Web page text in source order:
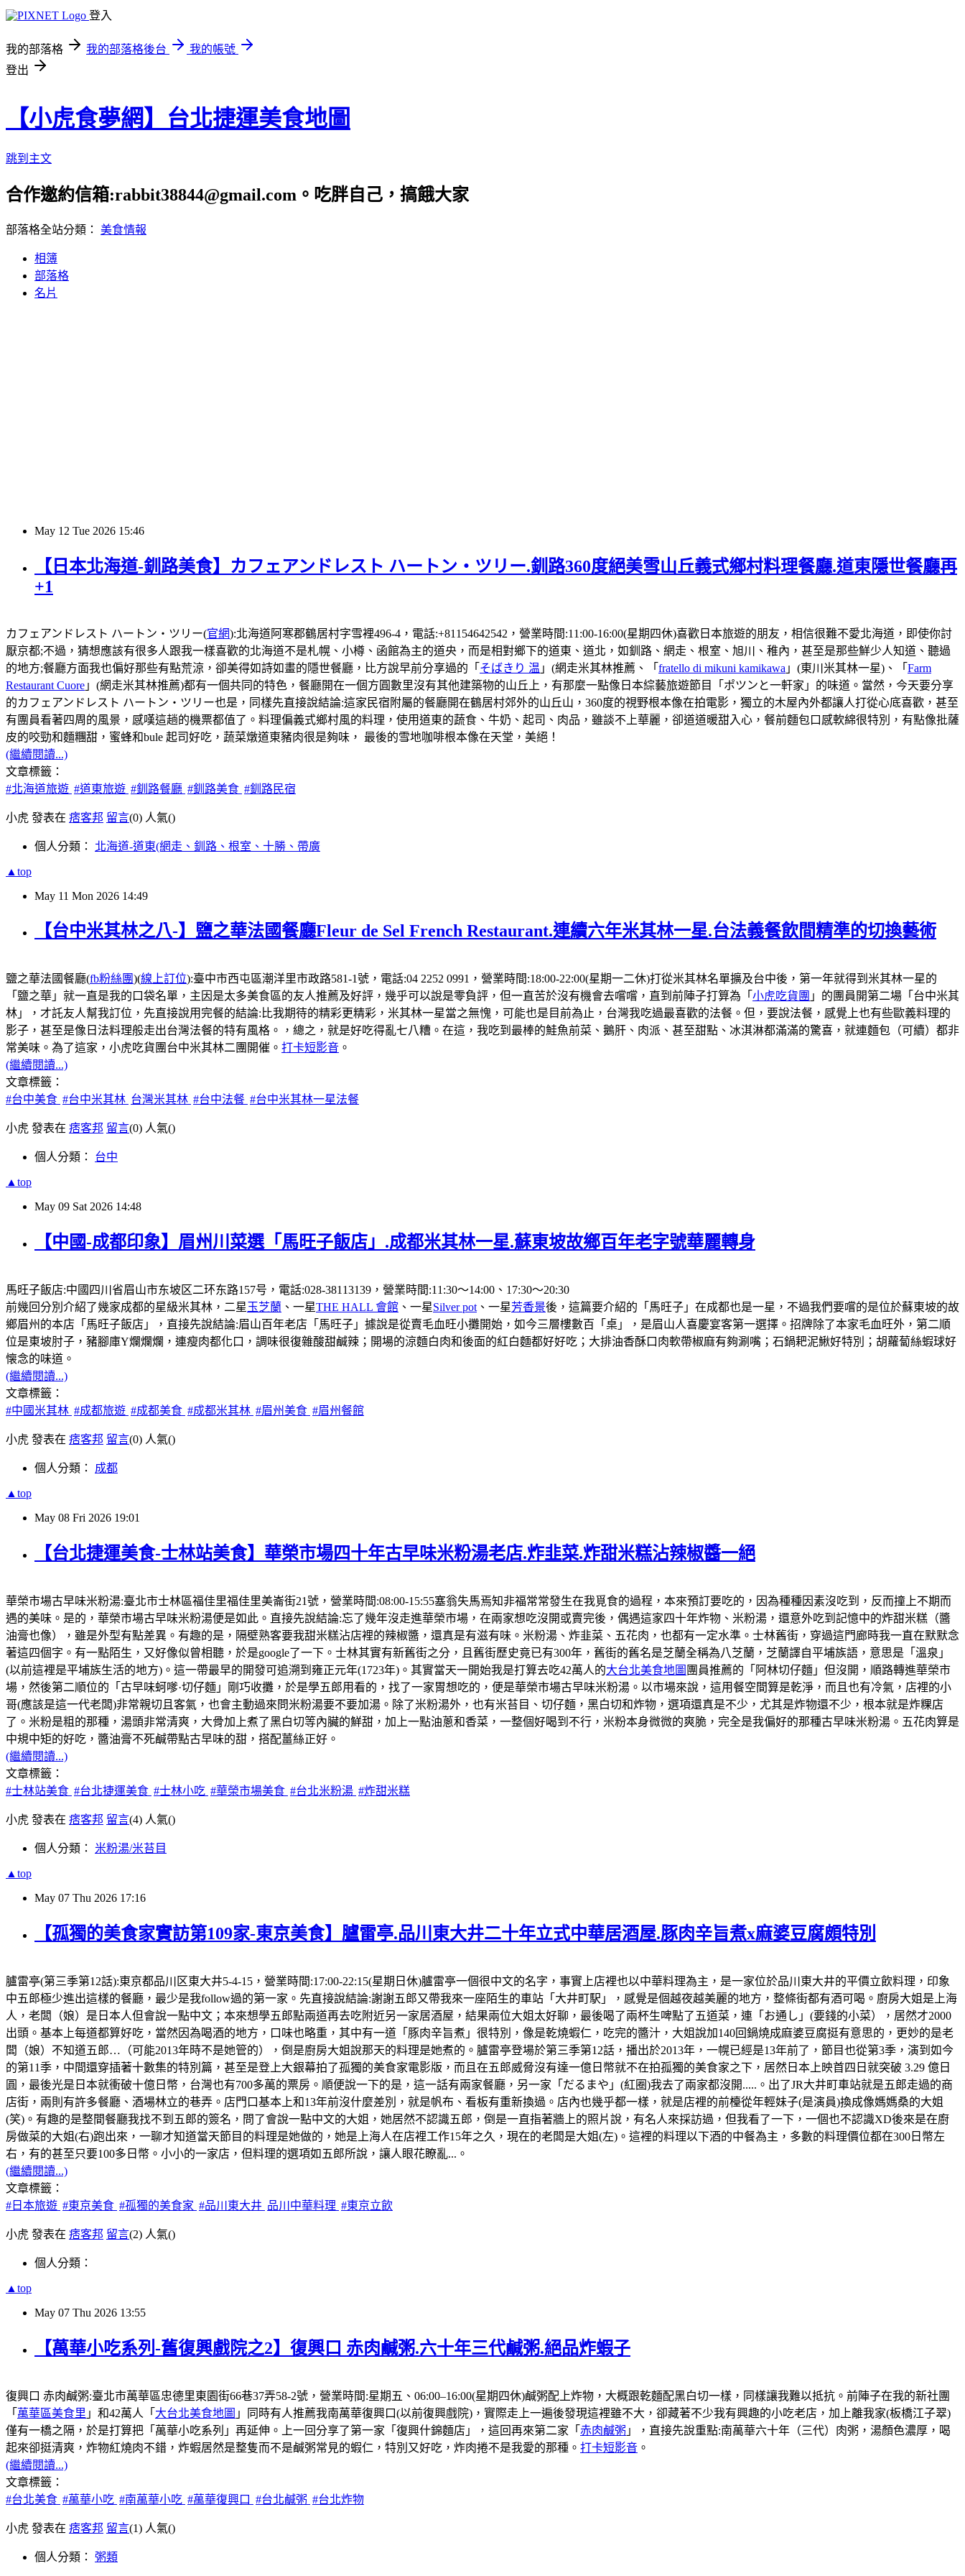
登入
我的部落格 我的部落格後台
我的帳號
登出
【小虎食夢網】台北捷運美食地圖
跳到主文
合作邀約信箱:rabbit38844@gmail.com。吃胖自己，搞餓大家
部落格全站分類： 美食情報
相簿
部落格
名片
May 12 Tue 2026 15:46
【日本北海道-釧路美食】カフェアンドレスト ハートン・ツリー.釧路360度絕美雪山丘義式鄉村料理餐廳.道東隱世餐廳再
+1
カフェアンドレスト ハートン・ツリー(官網):北海道阿寒郡鶴居村字雪裡496-4，電話:+81154642542，營業時間:11:00-16:00(星期四休)喜歡日本旅遊的朋友，相信很難不愛北海道，即使你討
厭京都;不過，猜想應該有很多人跟我一樣喜歡的北海道不是札幌、小樽、函館為主的道央，而是相對鄉下的道東、道北，如釧路、網走、根室、旭川、稚內，甚至是那些鮮少人知道、聽過
的地方;餐廳方面我也偏好那些有點荒涼，卻美得如詩如畫的隱世餐廳，比方說早前分享過的「 そばきり 温 」(網走米其林推薦、「 fratello di mikuni kamikawa 」(東川米其林一星)、「 Farm
Restaurant Cuore 」(網走米其林推薦)都有一個共同的特色，餐廳開在一個方圓數里沒有其他建築物的山丘上，有那麼一點像日本綜藝旅遊節目「ポツンと一軒家」的味道。當然，今天要分享
的カフェアンドレスト ハートン・ツリー也是，同樣先直接說結論:這家民宿附屬的餐廳開在鶴居村郊外的山丘山，360度的視野根本像在拍電影，獨立的木屋內外都讓人打從心底喜歡，甚至
有團員看著四周的風景，感嘆這趟的機票都值了。料理偏義式鄉村風的料理，使用道東的蔬食、牛奶、起司、肉品，雖談不上華麗，卻道道暖甜入心，餐前麵包口感軟綿很特別，有點像批薩
皮的咬勁和麵糰甜，蜜蜂和bule 起司好吃，蔬菜燉道東豬肉很是夠味， 最後的雪地咖啡根本像在天堂，美絕！
(繼續閱讀...)
文章標籤：
#北海道旅遊 #道東旅遊 #釧路餐廳 #釧路美食 #釧路民宿
小虎 發表在 痞客邦 留言(0) 人氣()
個人分類： 北海道-道東(網走、釧路、根室、十勝、帶廣
▲top
May 11 Mon 2026 14:49
【台中米其林之八-】鹽之華法國餐廳Fleur de Sel French Restaurant.連續六年米其林一星.台法義餐飲間精準的切換藝術
鹽之華法國餐廳(fb粉絲團)(線上訂位):臺中市西屯區潮洋里市政路581-1號，電話:04 2252 0991，營業時間:18:00-22:00(星期一二休)打從米其林名單擴及台中後，第一年就得到米其林一星的
「鹽之華」就一直是我的口袋名單，主因是太多美食區的友人推薦及好評，幾乎可以說是零負評，但一直苦於沒有機會去嚐嚐，直到前陣子打算為「 小虎吃貨團 」的團員開第二場「台中米其
林」，才託友人幫我訂位，先直接說用完餐的結論:比我期待的精彩更精彩，米其林一星當之無愧，可能也是目前為止，台灣我吃過最喜歡的法餐。但，要說法餐，感覺上也有些歐義料理的
影子，甚至是像日法料理般走出台灣法餐的特有風格。，總之，就是好吃得亂七八糟。在這，我吃到最棒的鮭魚前菜、鵝肝、肉派、甚至甜點、冰淇淋都滿滿的驚喜，就連麵包（可續）都非
常美味。為了這家，小虎吃貨團台中米其林二團開催。 打卡短影音 。
(繼續閱讀...)
文章標籤：
#台中美食 #台中米其林 台灣米其林 #台中法餐 #台中米其林一星法餐
小虎 發表在 痞客邦 留言(0) 人氣()
個人分類： 台中
▲top
May 09 Sat 2026 14:48
【中國-成都印象】眉州川菜選「馬旺子飯店」.成都米其林一星.蘇東坡故鄉百年老字號華麗轉身
馬旺子飯店:中國四川省眉山市东坡区二环东路157号，電話:028-38113139，營業時間:11:30〜14:00、17:30〜20:30
前幾回分別介紹了幾家成都的星級米其林，二星 玉芝蘭 、一星THE HALL 會館 、一星Silver pot 、一星芳香景後，這篇要介紹的「馬旺子」在成都也是一星，不過我們要嚐的是位於蘇東坡的故
鄉眉州的本店「馬旺子飯店」，直接先說結論:眉山百年老店「馬旺子」據說是從賣毛血旺小攤開始，如今三層樓數百「桌」，是眉山人喜慶宴客第一選擇。招牌除了本家毛血旺外，第二順
位是東坡肘子，豬腳庫Y爛爛爛，連瘦肉都化口，調味很復雜酸甜鹹辣；開場的涼麵白肉和後面的紅白麵都好好吃；大排油香酥口肉軟帶椒麻有夠涮嘴；石鍋耙泥鰍好特別；胡蘿蔔絲蝦球好
懐念的味道。
(繼續閱讀...)
文章標籤：
#中國米其林 #成都旅遊 #成都美食 #成都米其林 #眉州美食 #眉州餐館
小虎 發表在 痞客邦 留言(0) 人氣()
個人分類： 成都
▲top
May 08 Fri 2026 19:01
【台北捷運美食-士林站美食】華榮市場四十年古早味米粉湯老店.炸韭菜.炸甜米糕沾辣椒醬一絕
華榮市場古早味米粉湯:臺北市士林區福佳里福佳里美崙街21號，營業時間:08:00-15:55塞翁失馬焉知非福常常發生在我覓食的過程，本來預訂要吃的，因為種種因素沒吃到，反而撞上不期而
遇的美味。是的，華榮市場古早味米粉湯便是如此。直接先說結論:忘了幾年沒走進華榮市場，在兩家想吃沒開或賣完後，偶遇這家四十年炸物、米粉湯，還意外吃到記憶中的炸甜米糕（醬
油膏也像），雖是外型有點差異。有趣的是，隔壁熟客要我甜米糕沾店裡的辣椒醬，還真是有滋有味。米粉湯、炸韭菜、五花肉，也都有一定水準。士林舊街，穿過這門廊時我一直在默默念
著這四個字。有一點陌生，又好像似曾相聽，於是google了一下。士林其實有新舊街之分，且舊街歷史竟已有300年，舊街的舊名是芝蘭全稱為八芝蘭，芝蘭譯自平埔族語，意思是「溫泉」
(以前這裡是平埔族生活的地方)。這一帶最早的開發可追溯到雍正元年(1723年)。其實當天一開始我是打算去吃42萬人的大台北美食地圖 團員推薦的「阿林切仔麵」但沒開，順路轉進華榮市
場，然後第二順位的「古早味蚵嗲·切仔麵」剛巧收攤，於是學五郎用看的，找了一家胃想吃的，便是華榮市場古早味米粉湯。以市場來說，這用餐空間算是乾淨，而且也有冷氣，店裡的小
哥(應該是這一代老闆)非常親切且客氣，也會主動過來問米粉湯要不要加湯。除了米粉湯外，也有米苔目、切仔麵，黑白切和炸物，選項還真是不少，尤其是炸物還不少，根本就是炸粿店
了。米粉是粗的那種，湯頭非常清爽，大骨加上煮了黑白切等內臟的鮮甜，加上一點油蔥和香菜，一整個好喝到不行，米粉本身微微的爽脆，完全是我偏好的那種古早味米粉湯。五花肉算是
中規中矩的好吃，醬油膏不死鹹帶點古早味的甜，搭配薑絲正好。
(繼續閱讀...)
文章標籤：
#士林站美食 #台北捷運美食 #士林小吃 #華榮市場美食 #台北米粉湯 #炸甜米糕
小虎 發表在 痞客邦 留言(4) 人氣()
個人分類： 米粉湯/米苔目
▲top
May 07 Thu 2026 17:16
【孤獨的美食家實訪第109家-東京美食】臚雷亭.品川東大井二十年立式中華居酒屋.豚肉辛旨煮x麻婆豆腐頗特別
臚雷亭(第三季第12話):東京都品川区東大井5-4-15，營業時間:17:00-22:15(星期日休)臚雷亭一個很中文的名字，事實上店裡也以中華料理為主，是一家位於品川東大井的平價立飲料理，印象
中五郎極少進出這樣的餐廳，最少是我follow過的第一家。先直接說結論:謝謝五郎又帶我來一座陌生的車站「大井町駅」，感覺是個越夜越美麗的地方，整條街都有酒可喝。廚房大姐是上海
人，老闆（娘）是日本人但會說一點中文；本來想學五郎點兩道再去吃附近另一家居酒屋，結果兩位大姐太好聊，最後喝了兩杯生啤點了五道菜，連「お通し」(要錢的小菜），居然才2000
出頭。基本上每道都算好吃，當然因為喝酒的地方，口味也略重，其中有一道「豚肉辛旨煮」很特別，像是乾燒蝦仁，吃完的醬汁，大姐說加140回鍋燒成麻婆豆腐挺有意思的，更妙的是老
闆（娘）不知道五郎…（可能2013年時不是她管的），倒是廚房大姐說那天的料理是她煮的。臚雷亭登場於第三季第12話，播出於2013年，一幌已經是13年前了，節目也從第3季，演到如今
的第11季，中間還穿插著十數集的特別篇，甚至是登上大銀幕拍了孤獨的美食家電影版，而且在五郎威脅沒有達一億日幣就不在拍孤獨的美食家之下，居然日本上映首四日就突破 3.29 億日
圓，最後光是日本就衝破十億日幣，台灣也有700多萬的票房。順便說一下的是，這一話有兩家餐廳，另一家「だるまや」(紅圈)我去了兩家都沒開.....。出了JR大井町車站就是五郎走過的商
店街，兩則有許多餐廳、酒場林立的巷弄。店門口基本上和13年前沒什麼差別，就是帆布、看板有重新換過。店內也幾乎都一樣，就是店裡的前檯從年輕妹子(是演員)換成像媽媽桑的大姐
(笑)。有趣的是整間餐廳我找不到五郎的簽名，問了會說一點中文的大姐，她居然不認識五郎，倒是一直指著牆上的照片說，有名人來採訪過，但我看了一下，一個也不認識XD後來是在廚
房做菜的大姐(右)跑出來，一聊才知道當天節目的料理是她做的，她是上海人在店裡工作15年之久，現在的老闆是大姐(左)。這裡的料理以下酒的中餐為主，多數的料理價位都在300日幣左
右，有的甚至只要100多日幣。小小的一家店，但料理的選項如五郎所說，讓人眼花瞭亂...。
(繼續閱讀...)
文章標籤：
#日本旅遊 #東京美食 #孤獨的美食家 #品川東大井 品川中華料理 #東京立飲
小虎 發表在 痞客邦 留言(2) 人氣()
個人分類：
▲top
May 07 Thu 2026 13:55
【萬華小吃系列-舊復興戲院之2】復興口 赤肉鹹粥.六十年三代鹹粥.絕品炸蝦子
復興口 赤肉鹹粥:臺北市萬華區忠德里東園街66巷37弄58-2號，營業時間:星期五、06:00–16:00(星期四休)鹹粥配上炸物，大概跟乾麵配黑白切一樣，同樣讓我難以抵抗。前陣子在我的新社團
「 萬華區美食里 」和42萬人「 大台北美食地圖 」同時有人推薦我南萬華復興口(以前復興戲院)，實際走上一遍後發現這裡雖不大，卻藏著不少我有興趣的小吃老店，加上離我家(板橋江子翠)
僅有一橋之隔，於是打算把「萬華小吃系列」再延伸。上一回分享了第一家「復興什錦麵店」，這回再來第二家「 赤肉鹹粥 」，直接先說重點:南萬華六十年（三代）肉粥，湯顏色濃厚，喝
起來卻挺清爽，炸物紅燒肉不錯，炸蝦居然是整隻而不是鹹粥常見的蝦仁，特別又好吃，炸肉捲不是我愛的那種。 打卡短影音 。
(繼續閱讀...)
文章標籤：
#台北美食 #萬華小吃 #南萬華小吃 #萬華復興口 #台北鹹粥 #台北炸物
小虎 發表在 痞客邦 留言(1) 人氣()
個人分類： 粥類